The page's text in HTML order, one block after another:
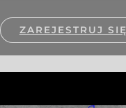
ZAREJESTRUJ SIĘ